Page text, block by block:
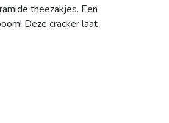
theezakjes. Een
Deze cracker laat